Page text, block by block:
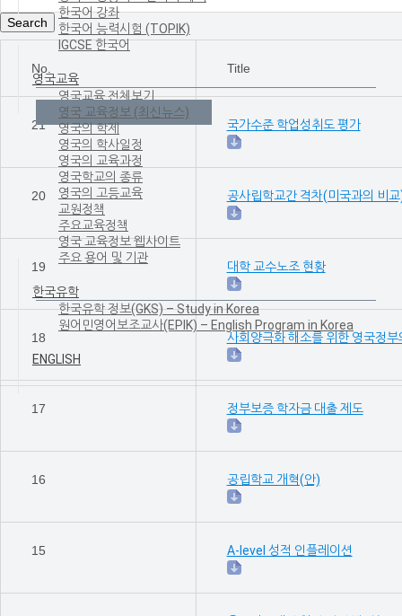
한국어 강좌
한국어 능력시험 (TOPIK)
IGCSE 한국어
영국교육
영국교육 전체보기
영국 교육정보 (최신뉴스)
영국의 학제
영국의 학사일정
영국의 교육과정
영국학교의 종류
영국의 고등교육
교원정책
주요교육정책
영국 교육정보 웹사이트
주요 용어 및 기관
한국유학
한국유학 정보(GKS) – Study in Korea
원어민영어보조교사(EPIK) – English Program in Korea
ENGLISH
Search
No. Title
21 국가수준 학업성취도 평가
20 공사립학교간 격차(미국과의 비
19 대학 교수노조 현황
18 사회양극화 해소를 위한 영국정부
17 정부보증 학자금 대출 제도
16 공립학교 개혁(안)
15 A-level 성적 인플레이션